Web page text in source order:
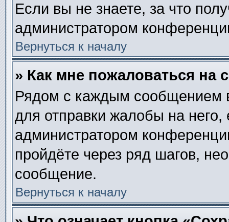
Если вы не знаете, за что
администратором
Вернуться к началу
» Как мне пожаловаться на
Рядом с каждым сообщением
для отправки жалобы на него,
администратором
пройдёте через ряд шагов,
сообщение.
Вернуться к началу